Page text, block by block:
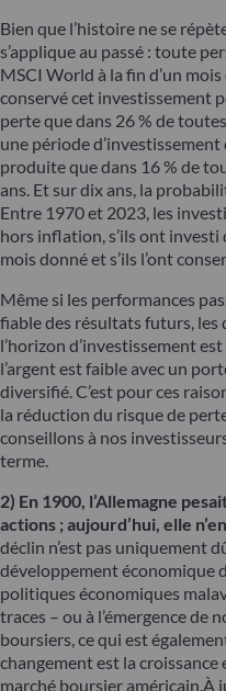
Bien que l’histoire ne se
s’applique au passé : toute
MSCI World à la fin d’un
conservé cet investissement
perte que dans 26 % de
une période d’investissement
produite que dans 16 % de
ans. Et sur dix ans, la
Entre 1970 et 2023, les
hors inflation, s’ils ont investi
mois donné et s’ils l’ont
Même si les performances
fiable des résultats futurs,
l’horizon d’investissement
l’argent est faible avec un
diversifié. C’est pour ces
la réduction du risque de
conseillons à nos
terme.
2) En 1900, l’Allemagne
actions ; aujourd’hui, elle
déclin n’est pas uniquement
développement économique
politiques économiques
traces – ou à l’émergence de
boursiers, ce qui est
changement est la
marché boursier